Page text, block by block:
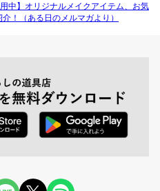
用中】オリジナルメイクアイテム、お気
！（ある日のメルマガより）